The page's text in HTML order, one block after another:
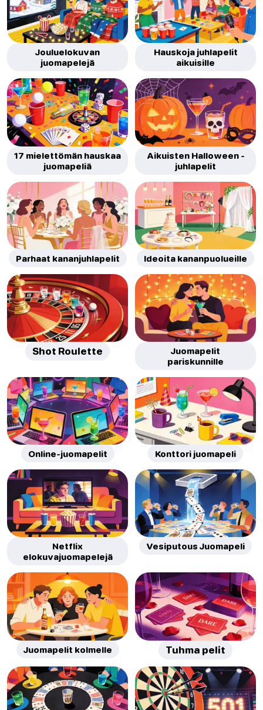
Jouluelokuvan
juomapelejä
Hauskoja juhlapelit
aikuisille
17 mielettömän hauskaa
juomapeliä
Aikuisten Halloween -
juhlapelit
Parhaat kananjuhlapelit Ideoita kananpuolueille
Shot Roulette
Juomapelit
pariskunnille
Online-juomapelit Konttori juomapeli
Netflix
elokuvajuomapelejä
Vesiputous Juomapeli
Juomapelit kolmelle Tuhma pelit